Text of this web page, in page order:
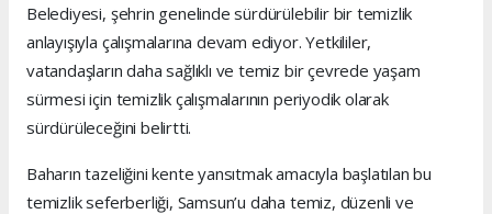
Belediyesi, şehrin genelinde sürdürülebilir bir temizlik
anlayışıyla çalışmalarına devam ediyor. Yetkililer,
vatandaşların daha sağlıklı ve temiz bir çevrede yaşam
sürmesi için temizlik çalışmalarının periyodik olarak
sürdürüleceğini belirtti.
Baharın tazeliğini kente yansıtmak amacıyla başlatılan bu
temizlik seferberliği, Samsun’u daha temiz, düzenli ve